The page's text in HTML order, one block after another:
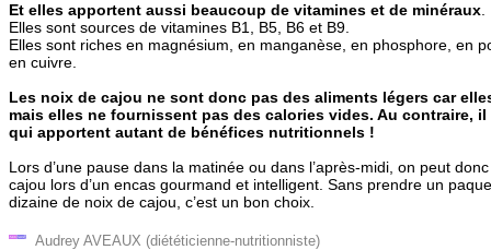
Et elles apportent aussi beaucoup de vitamines et de minéraux
Elles sont sources de vitamines B1, B5, B6 et B9.
Elles sont riches en magnésium, en manganèse, en phosphore, en
en cuivre.
Les noix de cajou ne sont donc pas des aliments légers car
mais elles ne fournissent pas des calories vides. Au contraire, il
qui apportent autant de bénéfices nutritionnels !
Lors d’une pause dans la matinée ou dans l’après-midi, on peut
cajou lors d’un encas gourmand et intelligent. Sans prendre un
dizaine de noix de cajou, c’est un bon choix.
Audrey AVEAUX (diététicienne-nutritionniste)